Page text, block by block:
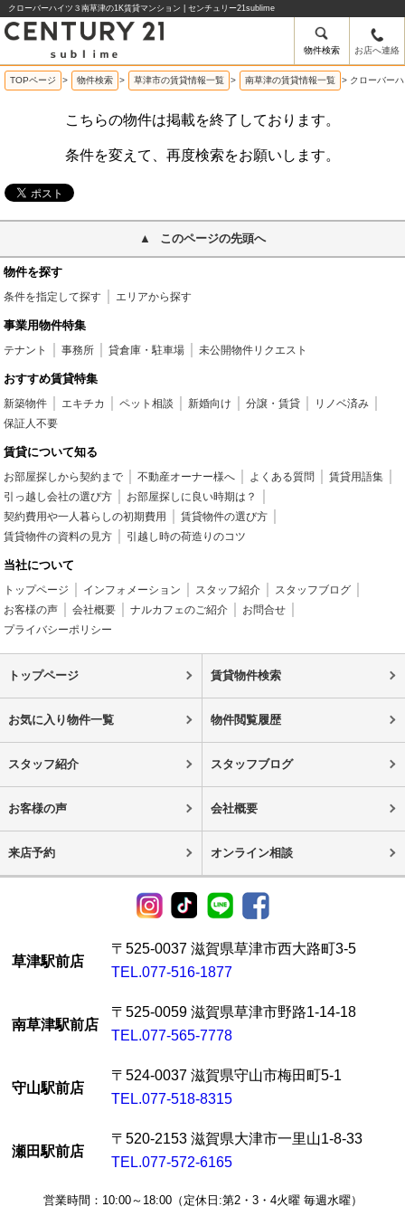
クローバーハイツ３南草津の1K賃貸マンション | センチュリー21sublime
物件検索 お店へ連絡
TOPページ > 物件検索 > 草津市の賃貸情報一覧 > 南草津の賃貸情報一覧 > クローバー
こちらの物件は掲載を終了しております。
条件を変えて、再度検索をお願いします。
このページの先頭へ
物件を探す
条件を指定して探す エリアから探す
事業用物件特集
テナント 事務所 貸倉庫・駐車場 未公開物件リクエスト
おすすめ賃貸特集
新築物件 エキチカ ペット相談 新婚向け 分譲・賃貸
リノベ済み
保証人不要
賃貸について知る
お部屋探しから契約まで 不動産オーナー様へ よくある質問
賃貸用語集
引っ越し会社の選び方
お部屋探しに良い時期は？
契約費用や一人暮らしの初期費用
賃貸物件の選び方
賃貸物件の資料の見方
引越し時の荷造りのコツ
当社について
トップページ インフォメーション スタッフ紹介
スタッフブログ
お客様の声
会社概要 ナルカフェのご紹介
お問合せ
プライバシーポリシー
トップページ 賃貸物件検索
お気に入り物件一覧 物件閲覧履歴
スタッフ紹介 スタッフブログ
お客様の声 会社概要
来店予約 オンライン相談
草津駅前店
〒525-0037 滋賀県草津市西大路町3-5
TEL.077-516-1877
南草津駅前店
〒525-0059 滋賀県草津市野路1-14-18
TEL.077-565-7778
守山駅前店
〒524-0037 滋賀県守山市梅田町5-1
TEL.077-518-8315
瀬田駅前店
〒520-2153 滋賀県大津市一里山1-8-33
TEL.077-572-6165
営業時間：10:00～18:00（定休日:第2・3・4火曜 毎週水曜）